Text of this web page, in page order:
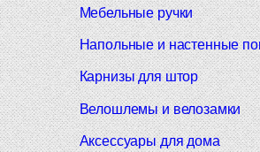
Мебельные ручки
Напольные и настенные
Карнизы для штор
Велошлемы и велозамки
Аксессуары для дома